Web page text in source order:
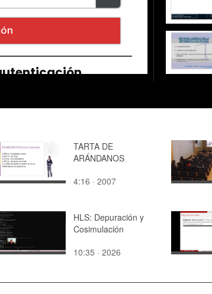
TARTA DE
ARÁNDANOS
4:16 · 2007
HLS: Depuración y
Cosimulación
10:35 · 2026